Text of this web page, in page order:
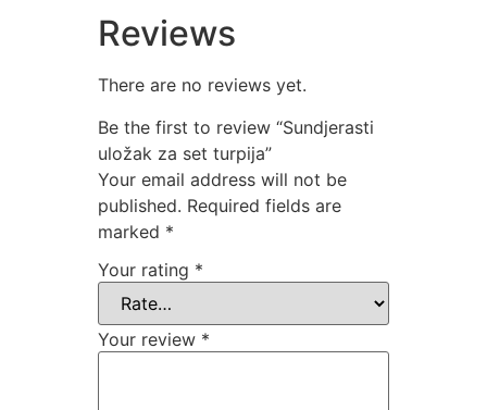
Reviews
There are no reviews yet.
Be the first to review “Sundjerasti
uložak za set turpija”
Your email address will not be
published. Required fields are
marked *
Your rating *
Your review *